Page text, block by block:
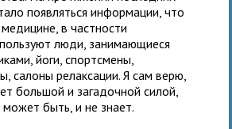
появляться информации, что
в частности
люди, занимающиеся
йоги, спортсмены,
салоны релаксации. Я сам верю,
большой и загадочной силой,
быть, и не знает.